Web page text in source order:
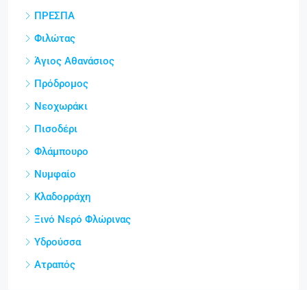
ΠΡΕΣΠΑ
Φιλώτας
Άγιος Αθανάσιος
Πρόδρομος
Νεοχωράκι
Πισοδέρι
Φλάμπουρο
Νυμφαίο
Κλαδορράχη
Ξινό Νερό Φλώρινας
Υδρούσσα
Ατραπός